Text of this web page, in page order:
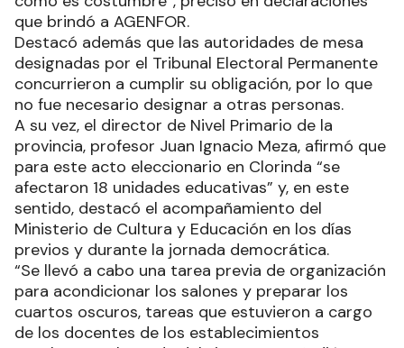
que brindó a AGENFOR.
Destacó además que las autoridades de mesa
designadas por el Tribunal Electoral Permanente
concurrieron a cumplir su obligación, por lo que
no fue necesario designar a otras personas.
A su vez, el director de Nivel Primario de la
provincia, profesor Juan Ignacio Meza, afirmó que
para este acto eleccionario en Clorinda “se
afectaron 18 unidades educativas” y, en este
sentido, destacó el acompañamiento del
Ministerio de Cultura y Educación en los días
previos y durante la jornada democrática.
“Se llevó a cabo una tarea previa de organización
para acondicionar los salones y preparar los
cuartos oscuros, tareas que estuvieron a cargo
de los docentes de los establecimientos